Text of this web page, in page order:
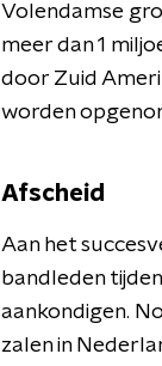
Volendamse
meer dan 1
door Zuid
worden
Afscheid
Aan het
bandleden
aankondigen.
zalen in